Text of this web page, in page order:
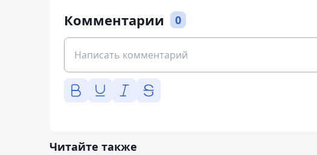
Комментарии 0
Читайте также